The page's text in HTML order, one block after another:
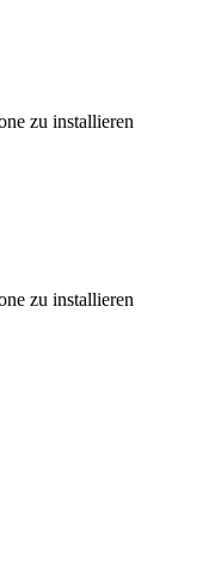
zu installieren
zu installieren